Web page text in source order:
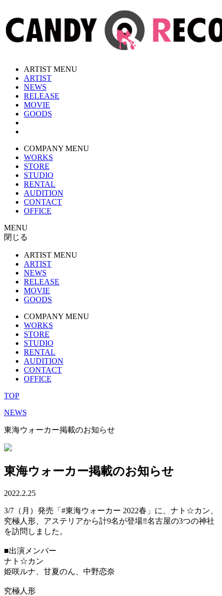
ARTIST MENU
ARTIST
NEWS
RELEASE
MOVIE
GOODS
COMPANY MENU
WORKS
STORE
STUDIO
RENTAL
AUDITION
CONTACT
OFFICE
MENU
閉じる
ARTIST MENU
ARTIST
NEWS
RELEASE
MOVIE
GOODS
COMPANY MENU
WORKS
STORE
STUDIO
RENTAL
AUDITION
CONTACT
OFFICE
TOP
NEWS
東海ウォーカー掲載のお知らせ
東海ウォーカー掲載のお知らせ
2022.2.25
3/7（月）発売「#東海ウォーカー 2022春」に、ナト☆カン、
究極人形、アステリアから計9名が登場‼️名古屋の3つの神社
を訪問しました。
■出演メンバー
ナト☆カン
姫咲ルナ、甘夏のん、中野恋奈
究極人形